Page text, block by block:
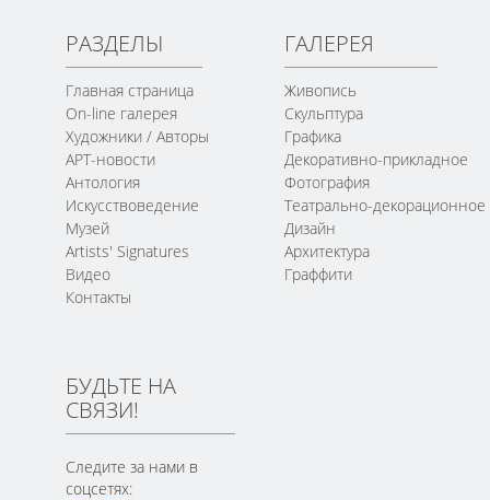
РАЗДЕЛЫ
Главная страница
On-line галерея
Художники / Авторы
АРТ-новости
Антология
Искусствоведение
Музей
Artists' Signatures
Видео
Контакты
ГАЛЕРЕЯ
Живопись
Скульптура
Графика
Декоративно-прикладное
Фотография
Театрально-декорационное
Дизайн
Архитектура
Граффити
БУДЬТЕ НА
СВЯЗИ!
Следите за нами в
соцсетях: